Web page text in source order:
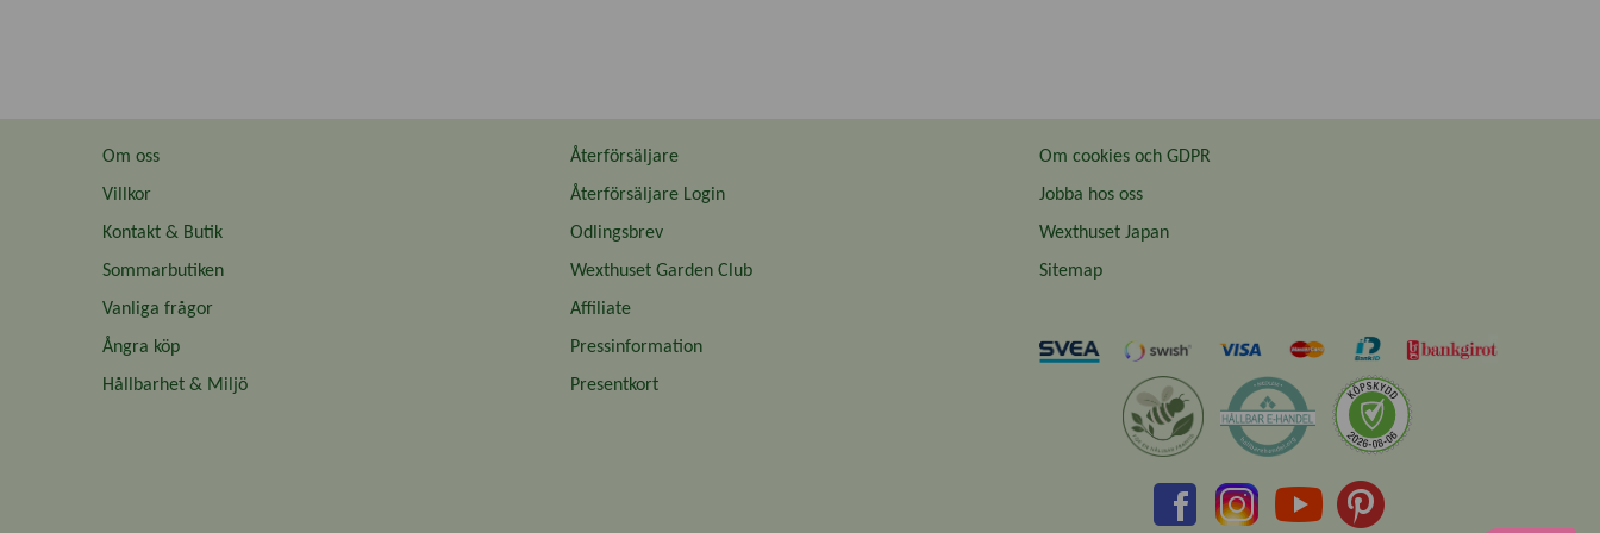
Om oss
Villkor
Kontakt & Butik
Sommarbutiken
Vanliga frågor
Ångra köp
Hållbarhet & Miljö
Återförsäljare
Återförsäljare Login
Odlingsbrev
Wexthuset Garden Club
Affiliate
Pressinformation
Presentkort
Om cookies och GDPR
Jobba hos oss
Wexthuset Japan
Sitemap